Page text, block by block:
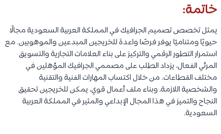
خاتمة:
يمثل تخصص تصميم الجرافيك في المملكة العربية السعودية مجالًا
حيويًا ومتناميًا يوفر فرصًا واعدة للخريجين المبدعين والموهوبين. مع
استمرار التطور الرقمي والتركيز على بناء العلامات التجارية والتسويق
المرئي الفعال، يزداد الطلب على مصممي الجرافيك المؤهلين في
مختلف القطاعات. من خلال اكتساب المهارات الفنية والتقنية
والشخصية اللازمة، وبناء ملف أعمال قوي، يمكن للخريجين تحقيق
النجاح والتميز في هذا المجال الإبداعي والمثير في المملكة العربية
السعودية.